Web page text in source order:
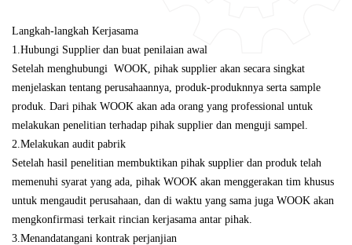
Langkah-langkah Kerjasama
1.Hubungi Supplier dan buat penilaian awal
Setelah menghubungi WOOK, pihak supplier akan secara singkat
menjelaskan tentang perusahaannya, produk-produknnya serta sample
produk. Dari pihak WOOK akan ada orang yang professional untuk
melakukan penelitian terhadap pihak supplier dan menguji sampel.
2.Melakukan audit pabrik
Setelah hasil penelitian membuktikan pihak supplier dan produk telah
memenuhi syarat yang ada, pihak WOOK akan menggerakan tim khusus
untuk mengaudit perusahaan, dan di waktu yang sama juga WOOK akan
mengkonfirmasi terkait rincian kerjasama antar pihak.
3.Menandatangani kontrak perjanjian